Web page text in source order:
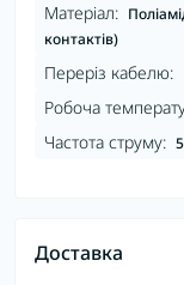
Матеріал:
контактів)
Переріз кабелю:
Робоча
Частота струму:
Доставка